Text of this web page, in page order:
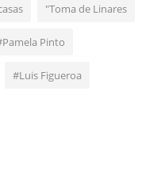
"Toma de Linares
Pinto
#Luis Figueroa